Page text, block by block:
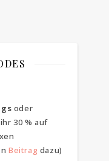
oder
30 % auf
Beitrag dazu)